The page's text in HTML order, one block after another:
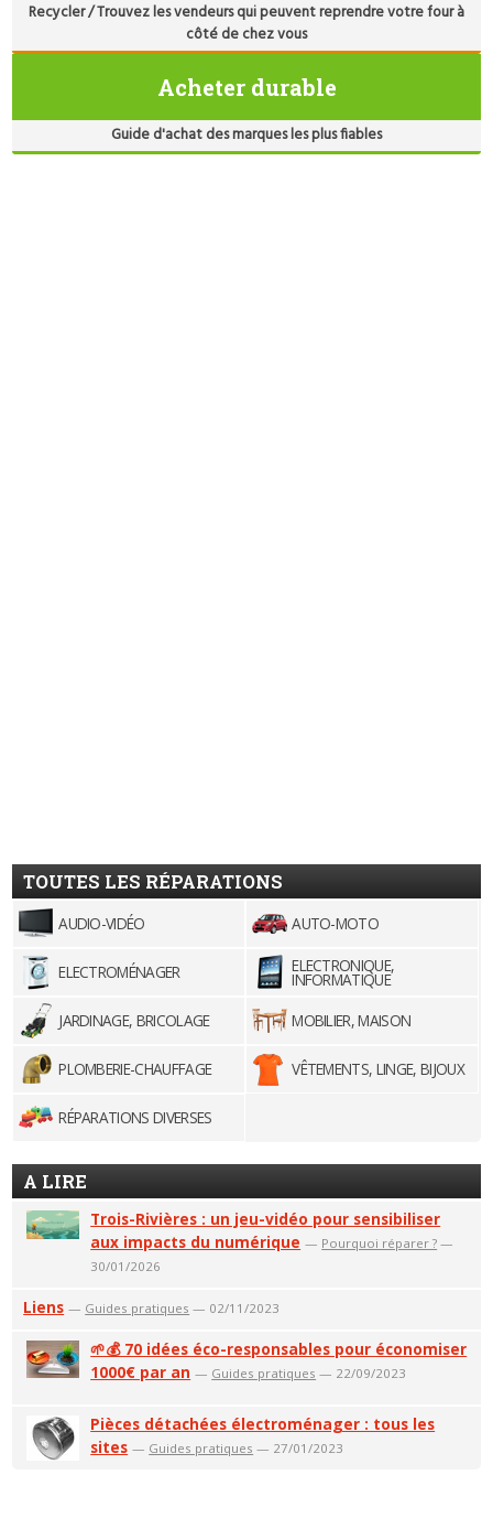
Recycler / Trouvez les vendeurs qui peuvent reprendre votre four à
côté de chez vous
Acheter durable
Guide d'achat des marques les plus fiables
TOUTES LES RÉPARATIONS
AUDIO-VIDÉO AUTO-MOTO
ELECTROMÉNAGER ELECTRONIQUE,
INFORMATIQUE
JARDINAGE, BRICOLAGE
MOBILIER, MAISON
PLOMBERIE-CHAUFFAGE VÊTEMENTS, LINGE, BIJOUX
RÉPARATIONS DIVERSES
A LIRE
Trois-Rivières : un jeu-vidéo pour sensibiliser
aux impacts du numérique — Pourquoi réparer ? —
30/01/2026
Liens — Guides pratiques — 02/11/2023
🌱💰 70 idées éco-responsables pour économiser
1000€ par an — Guides pratiques — 22/09/2023
Pièces détachées électroménager : tous les
sites — Guides pratiques — 27/01/2023